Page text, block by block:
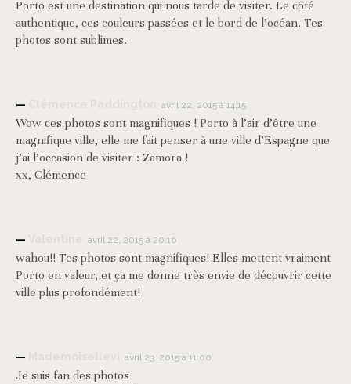
Porto est une destination qui nous tarde de visiter. Le côté
authentique, ces couleurs passées et le bord de l’océan. Tes
photos sont sublimes.
avril 22, 2015 à 14:15
Wow ces photos sont magnifiques ! Porto à l’air d’être une
magnifique ville, elle me fait penser à une ville d’Espagne que
j’ai l’occasion de visiter : Zamora !
xx, Clémence
avril 22, 2015 à 20:16
wahou!! Tes photos sont magnifiques! Elles mettent vraiment
Porto en valeur, et ça me donne très envie de découvrir cette
ville plus profondément!
avril 23, 2015 à 11:00
Je suis fan des photos